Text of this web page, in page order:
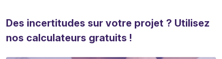
Des incertitudes sur votre projet ? Utilisez
nos calculateurs gratuits !